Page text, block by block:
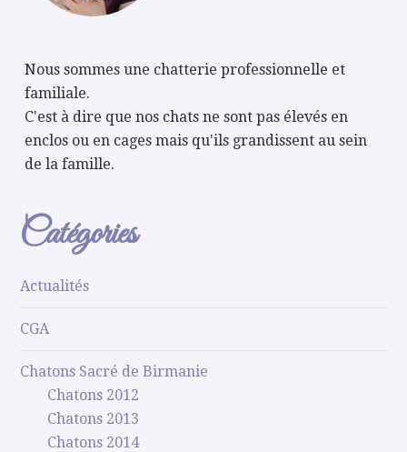
Nous sommes une chatterie professionnelle et
familiale.
C'est à dire que nos chats ne sont pas élevés en
enclos ou en cages mais qu'ils grandissent au sein
de la famille.
Catégories
Actualités
CGA
Chatons Sacré de Birmanie
Chatons 2012
Chatons 2013
Chatons 2014